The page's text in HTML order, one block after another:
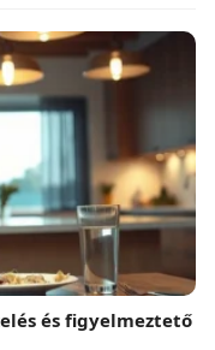
és figyelmeztető